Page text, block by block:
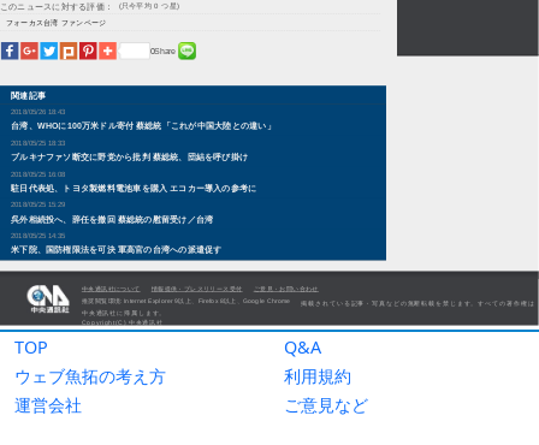
TOP
Q&A
ウェブ魚拓の考え方
利用規約
運営会社
ご意見など